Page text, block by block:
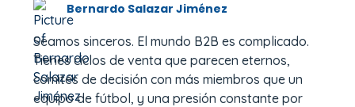
Bernardo Salazar Jiménez
Seamos sinceros. El mundo B2B es complicado.
Tienes ciclos de venta que parecen eternos,
comités de decisión con más miembros que un
equipo de fútbol, y una presión constante por